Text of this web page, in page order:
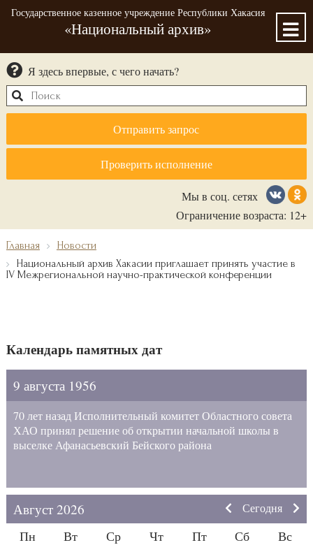
Государственное казенное учреждение Республики Хакасия
«Национальный архив»
Я здесь впервые, с чего начать?
Отправить запрос
Проверить исполнение
Мы в соц. сетях
Ограничение возраста: 12+
Главная
Новости
Национальный архив Хакасии приглашает принять участие в
IV Межрегиональной научно-практической конференции
Календарь памятных дат
9 августа 1956
70 лет назад Исполнительный комитет Областного совета
ХАО принял решение об открытии начальной школы в
выселке Афанасьевский Бейского района
Август 2026 Сегодня
Пн Вт Ср Чт Пт Сб
Вс